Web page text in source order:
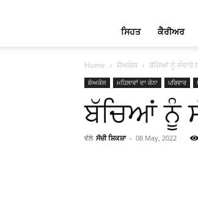
ਸਿਹਤ ਕੈਰੀਅਰ
Home ਸ਼ੋਅਕੇਸ ਬੱਚਿਆਂ ਨੂੰ ਸੰਵਾਰੋ
ਸ਼ੋਅਕੇਸ ਮਹਿਲਾਵਾਂ ਦਾ ਕੋਨਾ ਪਰਿਵਾਰ
ਬੱਚਿਆਂ ਨੂੰ
ਵੱਲੋ ਸੱਚੀ ਸ਼ਿਕਸ਼ਾ - 08 May, 2022